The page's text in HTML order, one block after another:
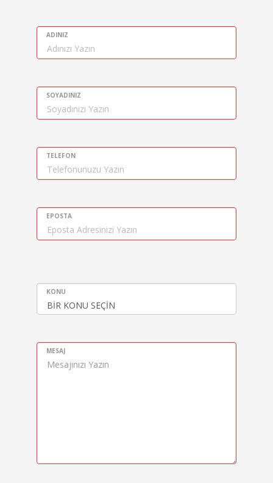
ADINIZ
SOYADINIZ
TELEFON
EPOSTA
KONU
MESAJ